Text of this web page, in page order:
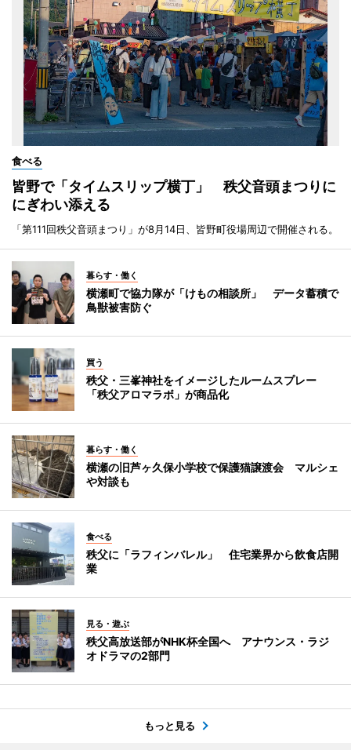
食べる
皆野で「タイムスリップ横丁」 秩父音頭まつりに
にぎわい添える
「第111回秩父音頭まつり」が8月14日、皆野町役場周辺で開催される。
暮らす・働く
横瀬町で協力隊が「けもの相談所」 データ蓄積で
鳥獣被害防ぐ
買う
秩父・三峯神社をイメージしたルームスプレー
「秩父アロマラボ」が商品化
暮らす・働く
横瀬の旧芦ヶ久保小学校で保護猫譲渡会 マルシェ
や対談も
食べる
秩父に「ラフィンバレル」 住宅業界から飲食店開
業
見る・遊ぶ
秩父高放送部がNHK杯全国へ アナウンス・ラジ
オドラマの2部門
もっと見る